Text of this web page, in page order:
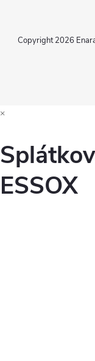
Copyright 2026
×
ESSOX